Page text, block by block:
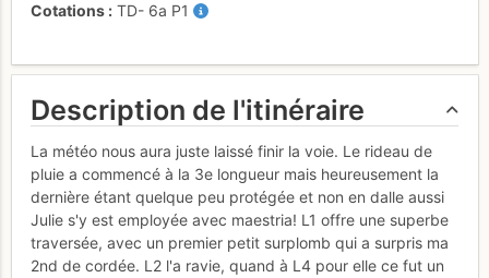
Cotations TD- 6a P1
Description de l'itinéraire
La météo nous aura juste laissé finir la voie. Le rideau de
pluie a commencé à la 3e longueur mais heureusement la
dernière étant quelque peu protégée et non en dalle aussi
Julie s'y est employée avec maestria! L1 offre une superbe
traversée, avec un premier petit surplomb qui a surpris ma
2nd de cordée. L2 l'a ravie, quand à L4 pour elle ce fut un